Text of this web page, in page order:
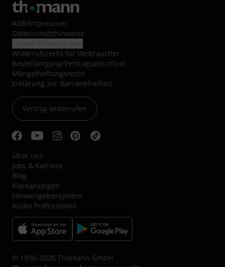
AGB/Impressum
Datenschutzhinweise
Widerrufsrecht für Verbraucher
Bestellvorgang/Vertragsabschluss
Mängelhaftungsrecht
Erklärung zur Barrierefreiheit
Vertrag widerrufen
Über uns
Jobs & Karriere
Blog
Kleinanzeigen
Hinweisgebersystem
Audio Professionell
© 1996–2026 Thomann GmbH.